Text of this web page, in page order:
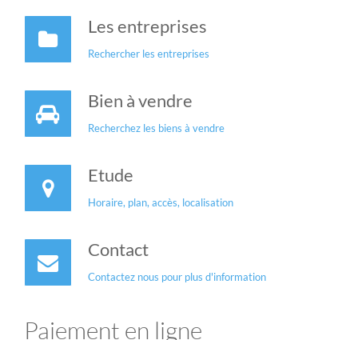
Les entreprises
Rechercher les entreprises
Bien à vendre
Recherchez les biens à vendre
Etude
Horaire, plan, accès, localisation
Contact
Contactez nous pour plus d'information
Paiement en ligne